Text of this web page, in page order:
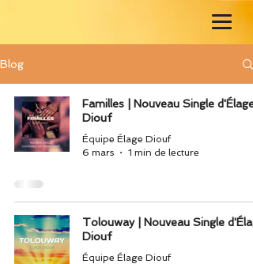
Blog
Familles | Nouveau Single d'Élage
Diouf
Équipe Élage Diouf
6 mars
1 min de lecture
Tolouway | Nouveau Single
Diouf
Équipe Élage Diouf